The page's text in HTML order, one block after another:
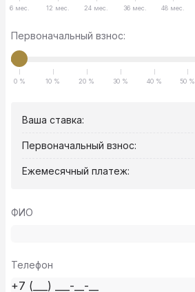
6 мес. 12 мес. 24 мес. 36 мес. 48 мес.
Первоначальный взнос:
0 % 10 % 20 % 30 % 40 % 50 %
Ваша ставка:
Первоначальный взнос:
Ежемесячный платеж:
ФИО
Телефон